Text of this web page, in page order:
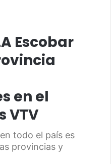
Escobar
en el
VTV
todo el país es
provincias y